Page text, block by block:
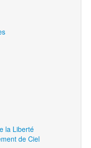
la Liberté
de Ciel